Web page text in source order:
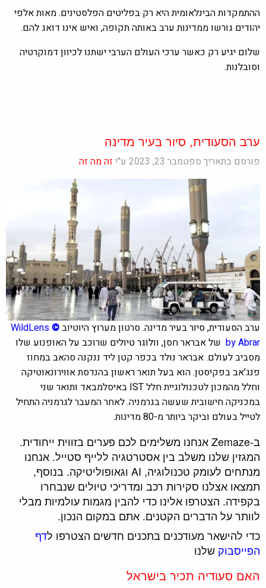
ההתמקדות הבינלאומית היא רק בפליטים הפלסטינים. מאות אלפי
יהודים גורשו ממדינות ערב באותה תקופה, ואיש אינו דואג להם.
שלום יגיע רק כאשר ערכי העולם הערבי ישתנו לכיוון דמוקרטיה
וסובלנות.
ערב הסעודית, סיור בעיר מדינה
פורסם בתאריך ספטמבר 23, 2023 ע"י זה מה זה
ערב הסעודית, סיור בעיר מדינה. סרטון מערוץ היוטיוב©
WildLens
by Abrar שלאבראר חסן,וולוגר טיולים שרוכב על האופנוע שלו
מסביב לעולם.אבראר נולד בכפר קטן ליד ננקנה סהאב במחוז
פנג'אב בפקיסטן.הוא בעל תואר ראשון בהנדסת אווירונאוטיקה
וחלל מהמכון לטכנולוגיית חלל IST באיסלמבאד ותואר שני
במכניקה חישובית שעשה בגרמניה.לאחר המעבר לגרמניה התחיל
לטייל בעולם וביקר ביותר מ-80 מדינות.
ב-Zemaze אנחנו משלימים לכם פערים בזווית ייחודית.
המגזין שלנו משלב בין אסטרטגיה ללייף סטייל. אנחנו
מנתחים לעומק טכנולוגיה, AI וגאופוליטיקה. בנוסף,
תמצאו אצלנו סקירות רכב ומדריכי טיולים שנבחרו
בקפידה. הצטרפו אלינו כדי להבין מגמות עולמיות מבלי
לוותר על הדברים הקטנים. אתם במקום הנכון.
כדי להישאר מעודכנים בתכנים חדשים הצטרפו ל דף
הפייסבוקשלנו
האם סעודיה תכיר בישראל